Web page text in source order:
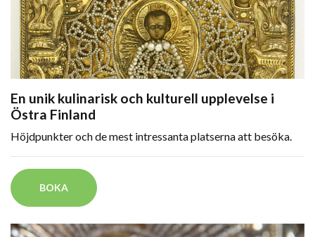
En unik kulinarisk och kulturell upplevelse i
Östra Finland
Höjdpunkter och de mest intressanta platserna att besöka.
BOKA